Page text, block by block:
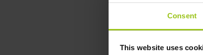
Consent
This website uses
Iron
Iron Response